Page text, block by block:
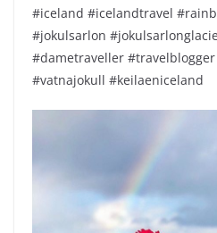
#iceland #icelandtravel
#jokulsarlon
#dametraveller
#vatnajokull #keilaeniceland